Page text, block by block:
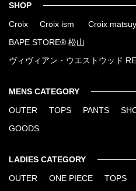
SHOP
Croix Croix ism Croix
BAPE STORE® 松山
ヴィヴィアン・ウエストウッド
MENS CATEGORY
OUTER TOPS PANTS
GOODS
LADIES CATEGORY
OUTER ONE PIECE TOPS